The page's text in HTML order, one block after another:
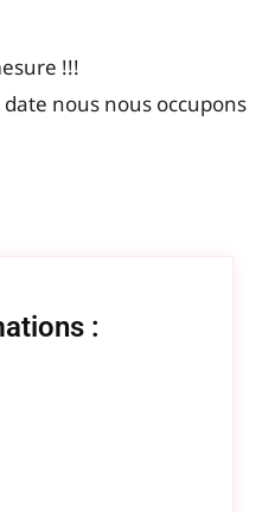
!!!
nous nous occupons
: